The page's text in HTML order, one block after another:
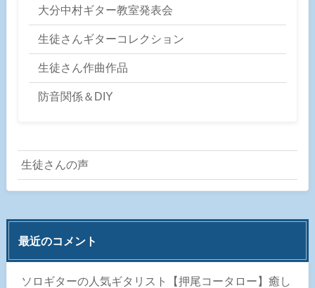
大分中村ギター教室発表会
生徒さんギターコレクション
生徒さん作曲作品
防音関係＆DIY
生徒さんの声
最近のコメント
ソロギターの人気ギタリスト【押尾コータロー】癒し